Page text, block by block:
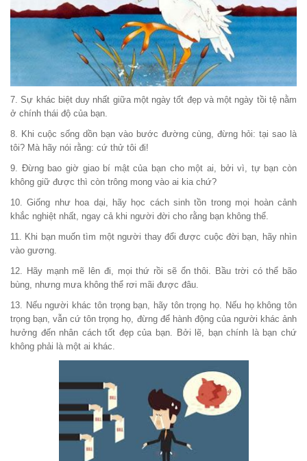
7. Sự khác biệt duy nhất giữa một ngày tốt đẹp và một ngày tồi tệ nằm
ở chính thái độ của bạn.
8. Khi cuộc sống dồn bạn vào bước đường cùng, đừng hỏi: tại sao là
tôi? Mà hãy nói rằng: cứ thử tôi đi!
9. Đừng bao giờ giao bí mật của bạn cho một ai, bởi vì, tự bạn còn
không giữ được thì còn trông mong vào ai kia chứ?
10. Giống như hoa dại, hãy học cách sinh tồn trong mọi hoàn cảnh
khắc nghiệt nhất, ngay cả khi người đời cho rằng bạn không thể.
11. Khi bạn muốn tìm một người thay đổi được cuộc đời bạn, hãy nhìn
vào gương.
12. Hãy mạnh mẽ lên đi, mọi thứ rồi sẽ ổn thôi. Bầu trời có thể bão
bùng, nhưng mưa không thể rơi mãi được đâu.
13. Nếu người khác tôn trọng bạn, hãy tôn trọng họ. Nếu họ không tôn
trọng bạn, vẫn cứ tôn trọng họ, đừng để hành động của người khác ảnh
hưởng đến nhân cách tốt đẹp của bạn. Bởi lẽ, bạn chính là bạn chứ
không phải là một ai khác.